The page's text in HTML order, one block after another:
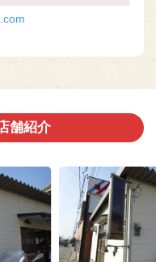
舗紹介